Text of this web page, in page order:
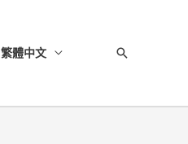
繁體中文
搜